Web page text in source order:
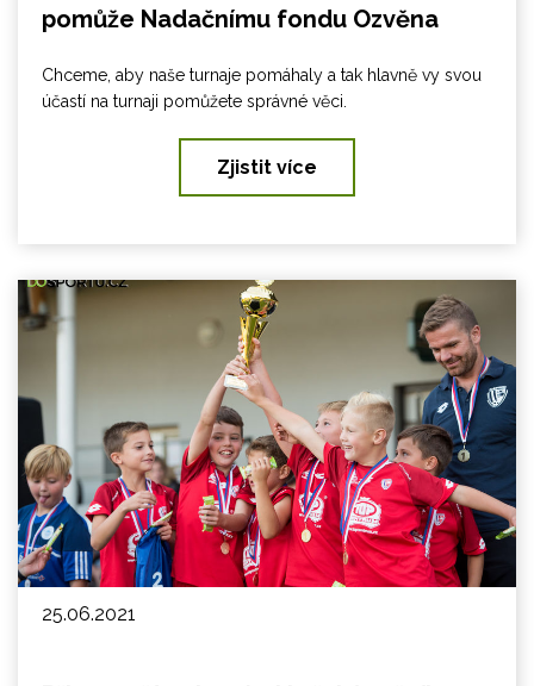
pomůže Nadačnímu fondu Ozvěna
Chceme, aby naše turnaje pomáhaly a tak hlavně vy svou
účastí na turnaji pomůžete správné věci.
Zjistit více
25.06.2021